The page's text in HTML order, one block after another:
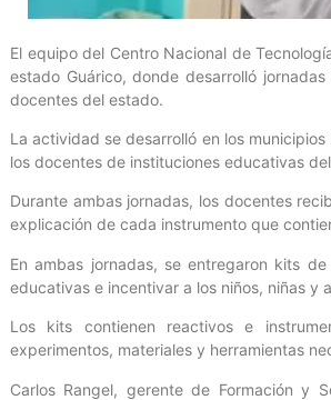
El equipo del Centro Nacional de
estado Guárico, donde desarrolló
docentes del estado.
La actividad se desarrolló en los
los docentes de instituciones educativas
Durante ambas jornadas, los docentes
explicación de cada instrumento que
En ambas jornadas, se entregaron kits
educativas e incentivar a los niños, niñas y
Los kits contienen reactivos e
experimentos, materiales y herramientas
Carlos Rangel, gerente de Formación y